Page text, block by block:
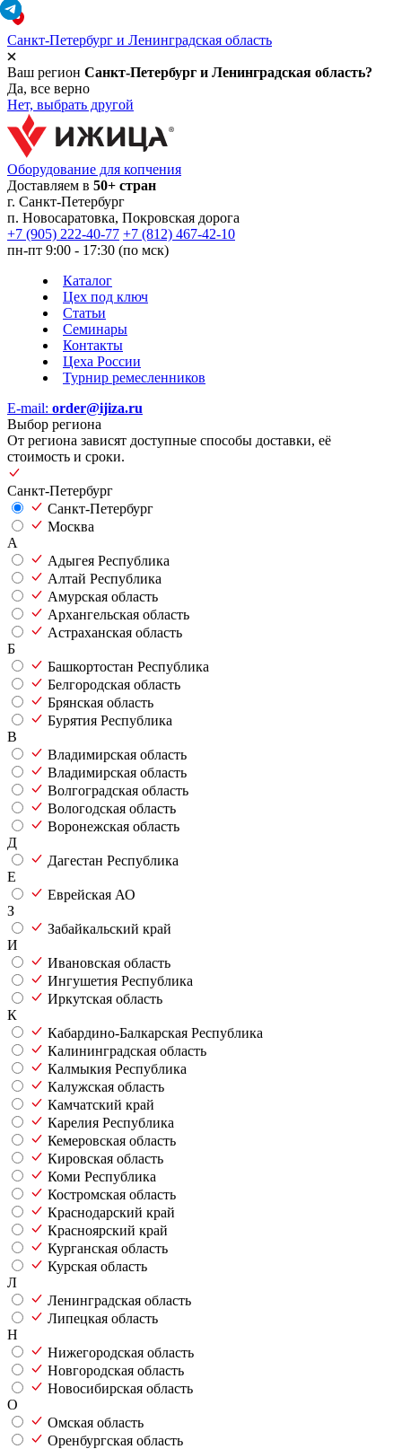
Санкт-Петербург и Ленинградская область
Ваш регион Санкт-Петербург и Ленинградская область?
Да, все верно
Нет, выбрать другой
Оборудование для копчения
Доставляем в 50+ стран
г. Санкт-Петербург
п. Новосаратовка, Покровская дорога
+7 (905) 222-40-77 +7 (812) 467-42-10
пн-пт 9:00 - 17:30 (по мск)
Каталог
Цех под ключ
Статьи
Семинары
Контакты
Цеха России
Турнир ремесленников
E-mail: order@ijiza.ru
Выбор региона
От региона зависят доступные способы доставки, её
стоимость и сроки.
Санкт-Петербург
Санкт-Петербург
Москва
А
Адыгея Республика
Алтай Республика
Амурская область
Архангельская область
Астраханская область
Б
Башкортостан Республика
Белгородская область
Брянская область
Бурятия Республика
В
Владимирская область
Владимирская область
Волгоградская область
Вологодская область
Воронежская область
Д
Дагестан Республика
Е
Еврейская АО
З
Забайкальский край
И
Ивановская область
Ингушетия Республика
Иркутская область
К
Кабардино-Балкарская Республика
Калининградская область
Калмыкия Республика
Калужская область
Камчатский край
Карелия Республика
Кемеровская область
Кировская область
Коми Республика
Костромская область
Краснодарский край
Красноярский край
Курганская область
Курская область
Л
Ленинградская область
Липецкая область
Н
Нижегородская область
Новгородская область
Новосибирская область
О
Омская область
Оренбургская область